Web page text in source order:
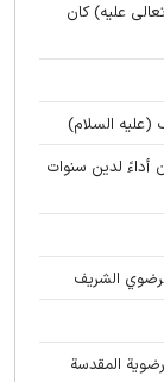
عليه) كان
(عليه السلام)
أداءً لدين سنوات
الشریف
المقدسة